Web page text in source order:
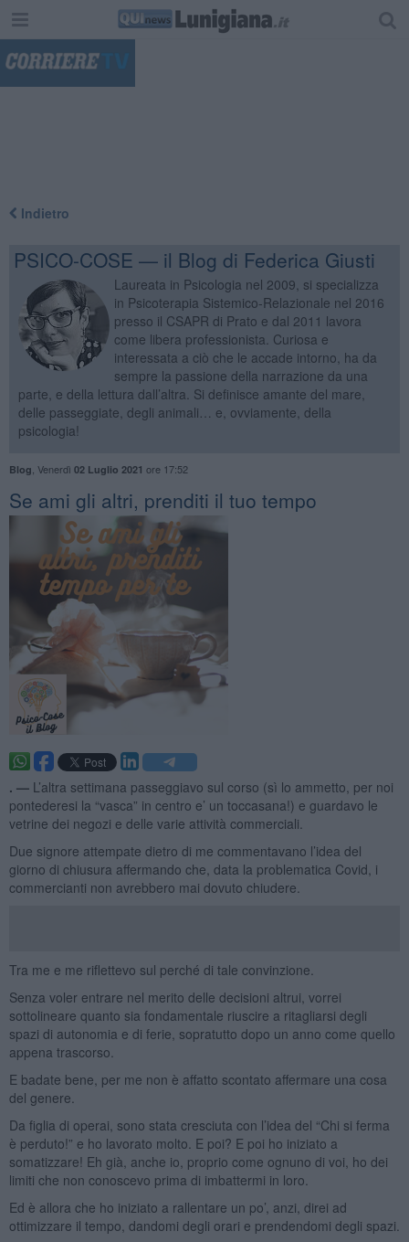
Indietro
PSICO-COSE — il Blog di Federica Giusti
Laureata in Psicologia nel 2009, si specializza
in Psicoterapia Sistemico-Relazionale nel 2016
presso il CSAPR di Prato e dal 2011 lavora
come libera professionista. Curiosa e
interessata a ciò che le accade intorno, ha da
sempre la passione della narrazione da una
parte, e della lettura dall’altra. Si definisce amante del mare,
delle passeggiate, degli animali… e, ovviamente, della
psicologia!
Blog Venerdì 02 Luglio 2021 ore 17:52
​Se ami gli altri, prenditi il tuo tempo
. — L’altra settimana passeggiavo sul corso (sì lo ammetto, per noi
pontederesi la “vasca” in centro e’ un toccasana!) e guardavo le
vetrine dei negozi e delle varie attività commerciali.
Due signore attempate dietro di me commentavano l’idea del
giorno di chiusura affermando che, data la problematica Covid, i
commercianti non avrebbero mai dovuto chiudere.
Tra me e me riflettevo sul perché di tale convinzione.
Senza voler entrare nel merito delle decisioni altrui, vorrei
sottolineare quanto sia fondamentale riuscire a ritagliarsi degli
spazi di autonomia e di ferie, sopratutto dopo un anno come quello
appena trascorso.
E badate bene, per me non è affatto scontato affermare una cosa
del genere.
Da figlia di operai, sono stata cresciuta con l’idea del “Chi si ferma
è perduto!” e ho lavorato molto. E poi? E poi ho iniziato a
somatizzare! Eh già, anche io, proprio come ognuno di voi, ho dei
limiti che non conoscevo prima di imbattermi in loro.
Ed è allora che ho iniziato a rallentare un po’, anzi, direi ad
ottimizzare il tempo, dandomi degli orari e prendendomi degli spazi.